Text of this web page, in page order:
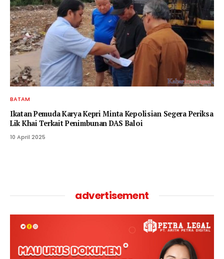
BATAM
Ikatan Pemuda Karya Kepri Minta Kepolisian Segera Periksa
Lik Khai Terkait Penimbunan DAS Baloi
10 April 2025
advertisement